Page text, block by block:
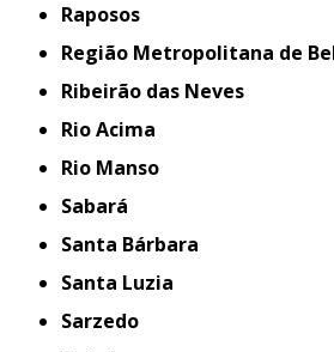
Raposos
Região Metropolitana de
Ribeirão das Neves
Rio Acima
Rio Manso
Sabará
Santa Bárbara
Santa Luzia
Sarzedo